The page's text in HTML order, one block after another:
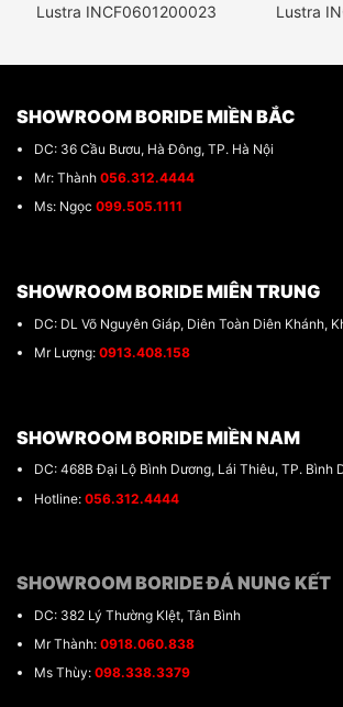
Lustra INCF0601200023 Lustra
SHOWROOM BORIDE MIỀN BẮC
DC: 36 Cầu Bươu, Hà Đông, TP. Hà Nội
Mr: Thành 056.312.4444
Ms: Ngọc 099.505.1111
SHOWROOM BORIDE MIÊN TRUNG
DC: DL Võ Nguyên Giáp, Diên Toàn Diên Khánh,
Mr Lượng: 0913.408.158
SHOWROOM BORIDE MIỀN NAM
DC: 468B Đại Lộ Bình Dương, Lái Thiêu, TP. Bình
Hotline: 056.312.4444
SHOWROOM BORIDE ĐÁ NUNG KẾT
DC: 382 Lý Thường KIệt, Tân Bình
Mr Thành: 0918.060.838
Ms Thùy: 098.338.3379